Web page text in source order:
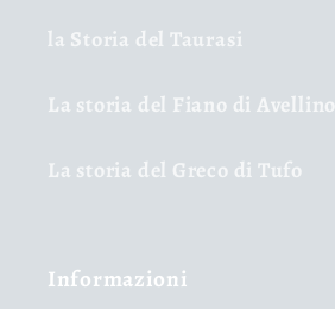
la Storia del Taurasi
La storia del Fiano di Avellino
La storia del Greco di Tufo
Informazioni